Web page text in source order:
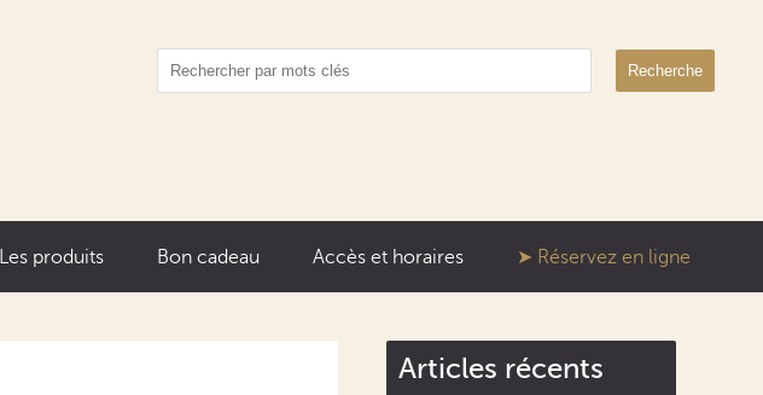
Recherche
Les produits Bon cadeau Accès et horaires Réservez en ligne
Articles récents